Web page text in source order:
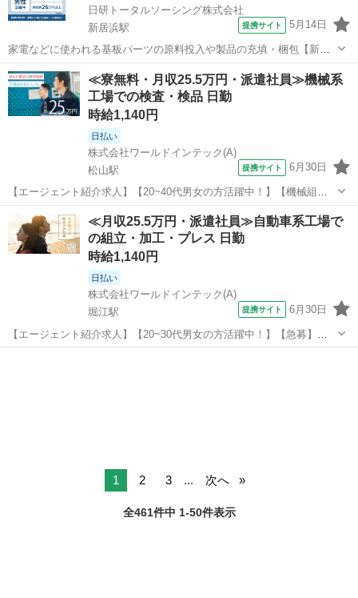
日研トータルソーシング株式会社
新居浜駅
提携サイト 5月14日
家電などに使われる基板パーツの原料投入や製品の充填・梱包【新居
浜市】週払い可◆寮費無料！未経験OK お仕事について 家電などに使
われる基板パーツの製造になります。アルミナという電子部品に使わ
れる粉体を機械に投入し、出来上が...
愛媛 新居浜市 新居浜駅 その他
≪寮無料・月収25.5万円・派遣社員≫機械系
工場での検査・検品 日勤
時給1,140円
日払い
株式会社ワールドインテック(A)
松山駅
提携サイト 6月30日
【エージェント紹介求人】【20~40代男女の方活躍中！】【機械組立
補助】人気！未経験者歓迎！日勤のみのお仕事♪寮無料＆大型連休な
ど、嬉しい待遇多数＜愛媛県松山市＞ お仕事内容 ★こんなお仕事です
大型機械の組立及び検査業務...
愛媛 松山市 松山駅 その他
≪月収25.5万円・派遣社員≫自動車系工場で
の組立・加工・プレス 日勤
時給1,140円
日払い
株式会社ワールドインテック(A)
堀江駅
提携サイト 6月30日
【エージェント紹介求人】【20~30代男女の方活躍中！】【急募】☆
大人気の日勤勤務で土日祝休み♪大型連休有り♪松山市にて部品の組
1 2 3 ... 次へ
全461件中 1-50件表示